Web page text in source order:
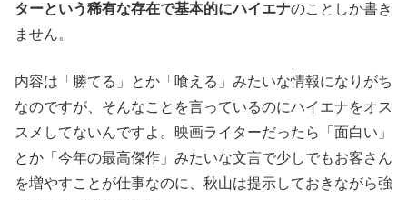
ターという稀有な存在で基本的にハイエナのことしか書き
ません。
内容は「勝てる」とか「喰える」みたいな情報になりがち
なのですが、そんなことを言っているのにハイエナをオス
スメしてないんですよ。映画ライターだったら「面白い」
とか「今年の最高傑作」みたいな文言で少しでもお客さん
を増やすことが仕事なのに、秋山は提示しておきながら強